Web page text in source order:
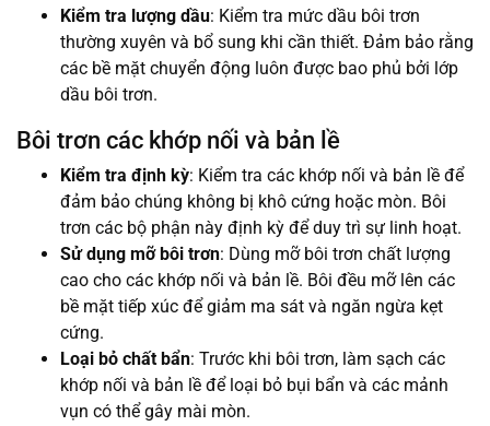
Kiểm tra lượng dầu: Kiểm tra mức dầu bôi trơn
thường xuyên và bổ sung khi cần thiết. Đảm bảo rằng
các bề mặt chuyển động luôn được bao phủ bởi lớp
dầu bôi trơn.
Bôi trơn các khớp nối và bản lề
Kiểm tra định kỳ: Kiểm tra các khớp nối và bản lề để
đảm bảo chúng không bị khô cứng hoặc mòn. Bôi
trơn các bộ phận này định kỳ để duy trì sự linh hoạt.
Sử dụng mỡ bôi trơn: Dùng mỡ bôi trơn chất lượng
cao cho các khớp nối và bản lề. Bôi đều mỡ lên các
bề mặt tiếp xúc để giảm ma sát và ngăn ngừa kẹt
cứng.
Loại bỏ chất bẩn: Trước khi bôi trơn, làm sạch các
khớp nối và bản lề để loại bỏ bụi bẩn và các mảnh
vụn có thể gây mài mòn.